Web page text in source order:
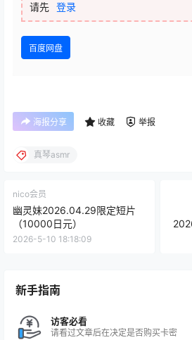
请先 登录
百度网盘
海报分享 收藏 举报
真琴asmr
nico会员
幽灵妹2026.04.29限定短片
（10000日元）
2026-5-10 18:18:09
新手指南
访客必看
请看过文章后在决定是否购买卡密